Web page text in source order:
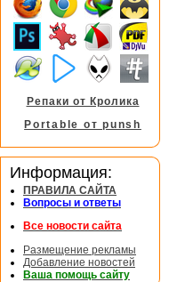
Репаки от Кролика
Portable от punsh
Информация:
ПРАВИЛА САЙТА
Вопросы и ответы
Все новости сайта
Размещение рекламы
Добавление новостей
Ваша помощь сайту